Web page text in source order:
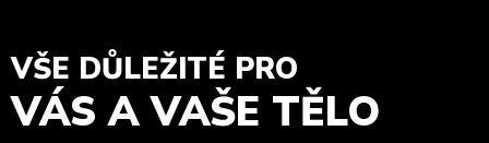
VŠE DŮLEŽITÉ PRO
VÁS A VAŠE TĚLO